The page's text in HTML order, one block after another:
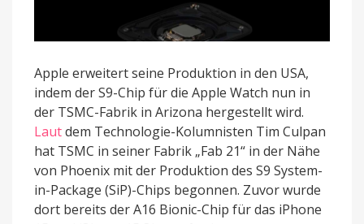
Apple erweitert seine Produktion in den USA,
indem der S9-Chip für die Apple Watch nun in
der TSMC-Fabrik in Arizona hergestellt wird.
Lautdem Technologie-Kolumnisten Tim Culpan
hat TSMC in seiner Fabrik „Fab 21“ in der Nähe
von Phoenix mit der Produktion des S9 System-
in-Package (SiP)-Chips begonnen. Zuvor wurde
dort bereits der A16 Bionic-Chip für das iPhone